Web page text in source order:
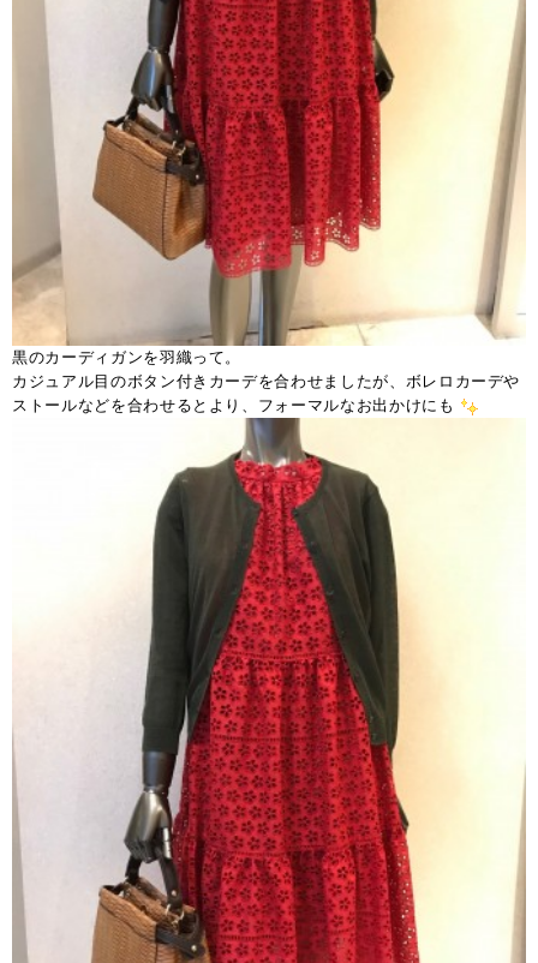
黒のカーディガンを羽織って。
カジュアル目のボタン付きカーデを合わせましたが、ボレロカーデや
ストールなどを合わせるとより、フォーマルなお出かけにも